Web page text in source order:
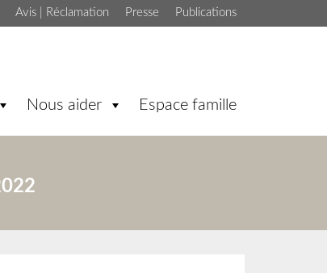
Publications
Presse
Avis | Réclamation
Nous aider Espace famille